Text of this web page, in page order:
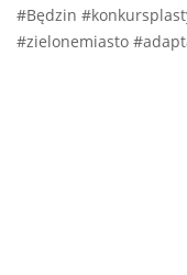
#Będzin
#zielonemiasto